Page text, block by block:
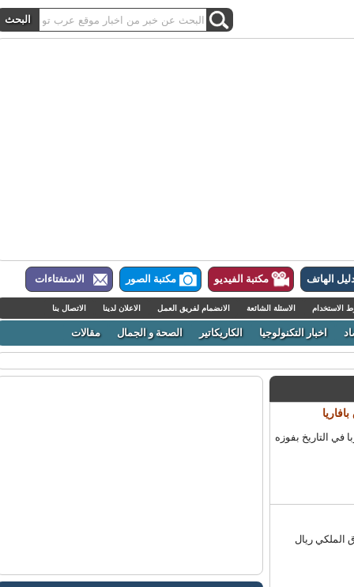
الهاتف مكتبة الفيديو مكتبة الصور الاستفتاءات
الاسئلة الشائعة الانضمام لفريق العمل الاعلان لدينا الاتصال بنا
اخبار التكنولوجيا الكاريكاتير الصحة و الجمال مقالات
التاريخ بفوزه
ريال